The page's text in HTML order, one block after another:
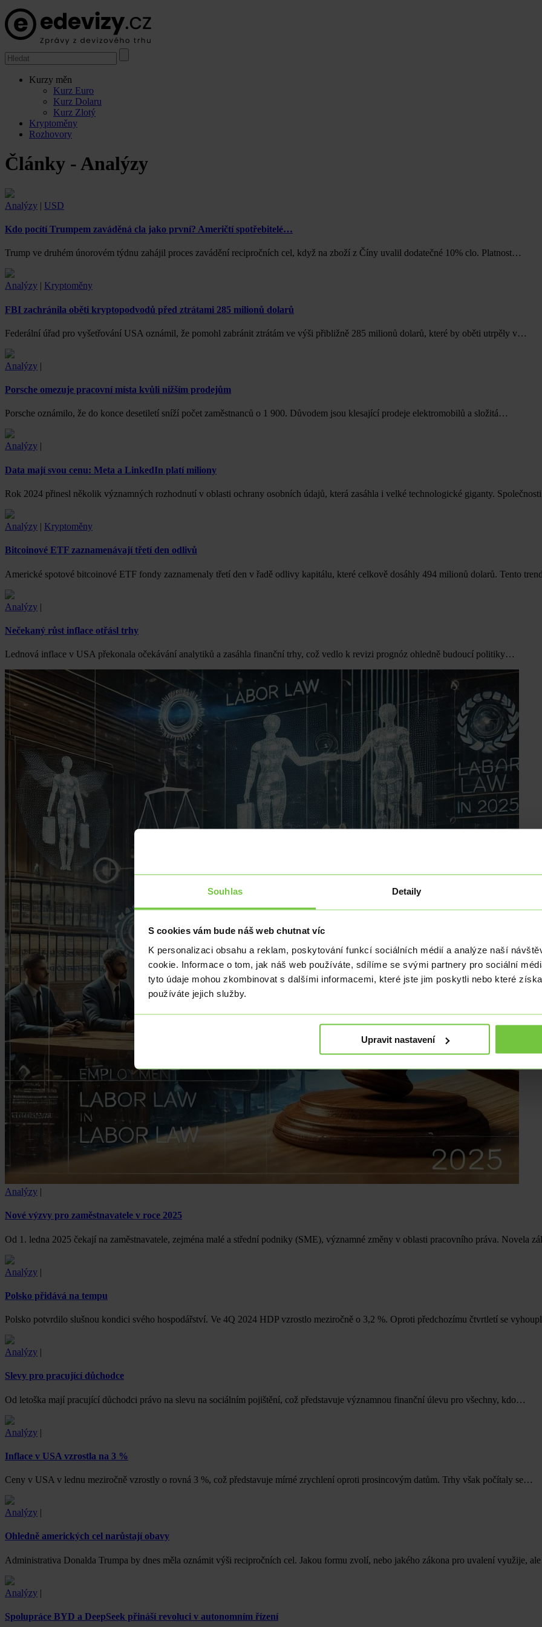
Souhlas Detaily
S cookies vám bude náš web chutnat víc
K personalizaci obsahu a reklam, poskytování funkcí sociálních médií a analýze naší
cookie. Informace o tom, jak náš web používáte, sdílíme se svými partnery pro sociální
tyto údaje mohou zkombinovat s dalšími informacemi, které jste jim poskytli nebo které
používáte jejich služby.
Upravit nastavení
Kurzy měn
Kurz Euro
Kurz Dolaru
Kurz Zlotý
Kryptoměny
Rozhovory
Články - Analýzy
Analýzy | USD
Kdo pocítí Trumpem zaváděná cla jako první? Američtí spotřebitelé…
Trump ve druhém únorovém týdnu zahájil proces zavádění recipročních cel, když na zboží z Číny uvalil dodatečné 10% clo. Platnost…
Analýzy | Kryptoměny
FBI zachránila oběti kryptopodvodů před ztrátami 285 milionů dolarů
Federální úřad pro vyšetřování USA oznámil, že pomohl zabránit ztrátám ve výši přibližně 285 milionů dolarů, které by oběti utrpěly v…
Analýzy |
Porsche omezuje pracovní místa kvůli nižším prodejům
Porsche oznámilo, že do konce desetiletí sníží počet zaměstnanců o 1 900. Důvodem jsou klesající prodeje elektromobilů a složitá…
Analýzy
Data mají svou cenu: Meta a LinkedIn platí miliony
Rok 2024 přinesl několik významných rozhodnutí v oblasti ochrany osobních údajů, která zasáhla i velké technologické giganty.
Analýzy | Kryptoměny
Bitcoinové ETF zaznamenávají třetí den odlivů
Americké spotové bitcoinové ETF fondy zaznamenaly třetí den v řadě odlivy kapitálu, které celkově dosáhly 494 milionů dolarů. Tento
Analýzy |
Nečekaný růst inflace otřásl trhy
Lednová inflace v USA překonala očekávání analytiků a zasáhla finanční trhy, což vedlo k revizi prognóz ohledně budoucí politiky…
Analýzy |
Nové výzvy pro zaměstnavatele v roce 2025
Od 1. ledna 2025 čekají na zaměstnavatele, zejména malé a střední podniky (SME), významné změny v oblasti pracovního práva. Novela
Analýzy |
Polsko přidává na tempu
Polsko potvrdilo slušnou kondici svého hospodářství. Ve 4Q 2024 HDP vzrostlo meziročně o 3,2 %. Oproti předchozímu čtvrtletí se
Analýzy |
Slevy pro pracující důchodce
Od letoška mají pracující důchodci právo na slevu na sociálním pojištění, což představuje významnou finanční úlevu pro všechny, kdo…
Analýzy |
Inflace v USA vzrostla na 3 %
Ceny v USA v lednu meziročně vzrostly o rovná 3 %, což představuje mírné zrychlení oproti prosincovým datům. Trhy však počítaly se…
Analýzy |
Ohledně amerických cel narůstají obavy
Administrativa Donalda Trumpa by dnes měla oznámit výši recipročních cel. Jakou formu zvolí, nebo jakého zákona pro uvalení využije,
Analýzy |
Spolupráce BYD a DeepSeek přináší revoluci v autonomním řízení